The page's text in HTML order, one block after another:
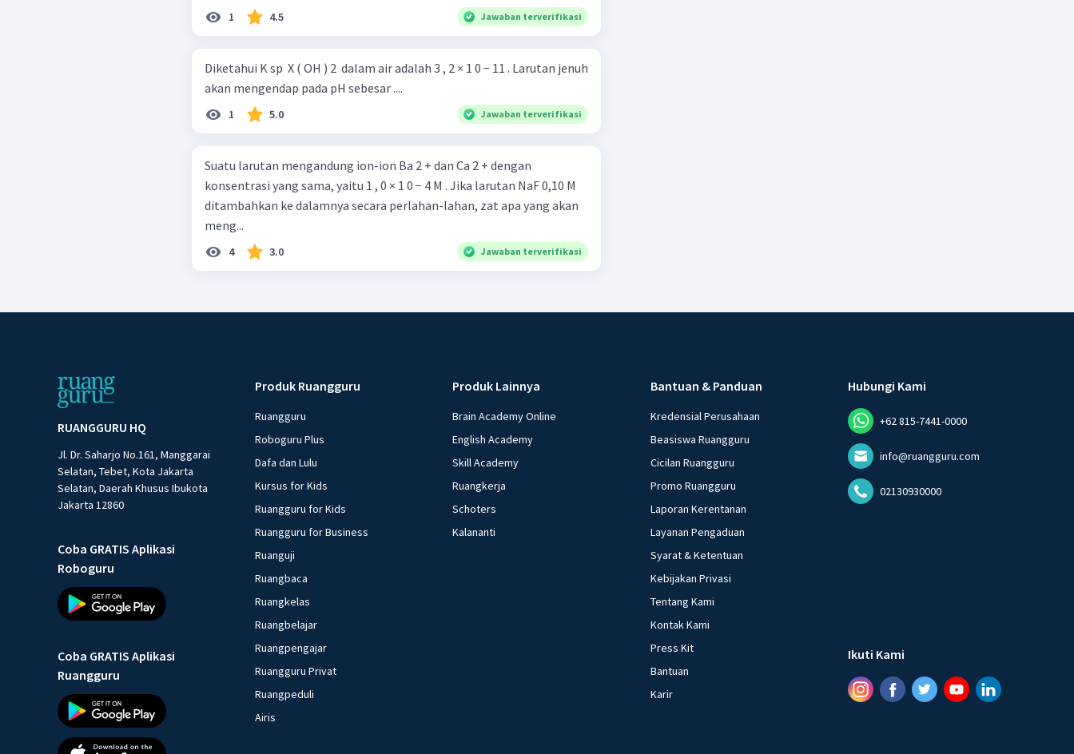
1 4.5 Jawaban terverifikasi
Diketahui K sp ​ X ( OH ) 2 ​ dalam air adalah 3 , 2 × 1 0 − 11 . Larutan jenuh
akan mengendap pada pH sebesar ....
1 5.0 Jawaban terverifikasi
Suatu larutan mengandung ion-ion Ba 2 + dan Ca 2 + dengan
konsentrasi yang sama, yaitu 1 , 0 × 1 0 − 4 M . Jika larutan NaF 0,10 M
ditambahkan ke dalamnya secara perlahan-lahan, zat apa yang akan
meng...
4 3.0 Jawaban terverifikasi
RUANGGURU HQ
Jl. Dr. Saharjo No.161, Manggarai
Selatan, Tebet, Kota Jakarta
Selatan, Daerah Khusus Ibukota
Jakarta 12860
Coba GRATIS Aplikasi
Roboguru
Coba GRATIS Aplikasi
Ruangguru
Produk Ruangguru
Ruangguru
Roboguru Plus
Dafa dan Lulu
Kursus for Kids
Ruangguru for Kids
Ruangguru for Business
Ruanguji
Ruangbaca
Ruangkelas
Ruangbelajar
Ruangpengajar
Ruangguru Privat
Ruangpeduli
Airis
Produk Lainnya
Brain Academy Online
English Academy
Skill Academy
Ruangkerja
Schoters
Kalananti
Bantuan & Panduan
Kredensial Perusahaan
Beasiswa Ruangguru
Cicilan Ruangguru
Promo Ruangguru
Laporan Kerentanan
Layanan Pengaduan
Syarat & Ketentuan
Kebijakan Privasi
Tentang Kami
Kontak Kami
Press Kit
Bantuan
Karir
Hubungi Kami
+62 815-7441-0000
info@ruangguru.com
02130930000
Ikuti Kami